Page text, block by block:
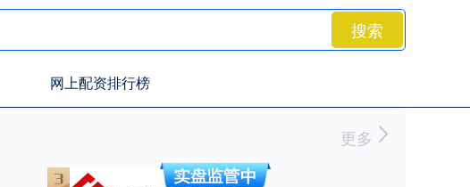
搜索
网上配资排行榜
更多